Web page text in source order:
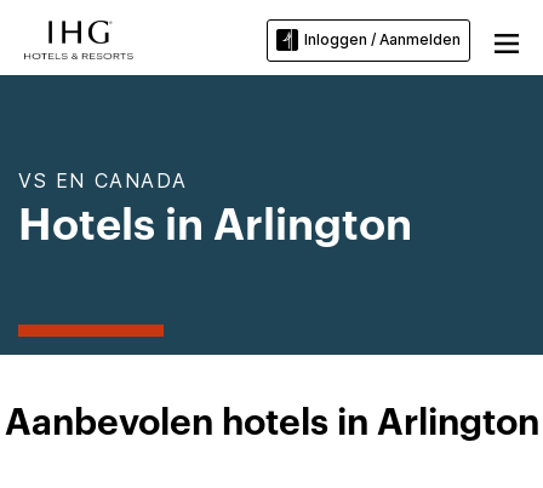
Inloggen / Aanmelden
VS EN CANADA
Hotels in Arlington
Aanbevolen hotels in Arlington